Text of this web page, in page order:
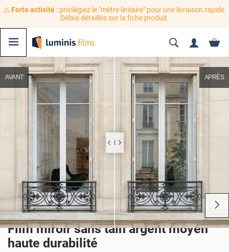
⚠️ Forte activité: privilégiez le "mètre linéaire" pour une livraison rapide.
Délais détaillés sur la fiche produit.
AVANT APRÈS
Film miroir sans tain argent moyen
haute durabilité